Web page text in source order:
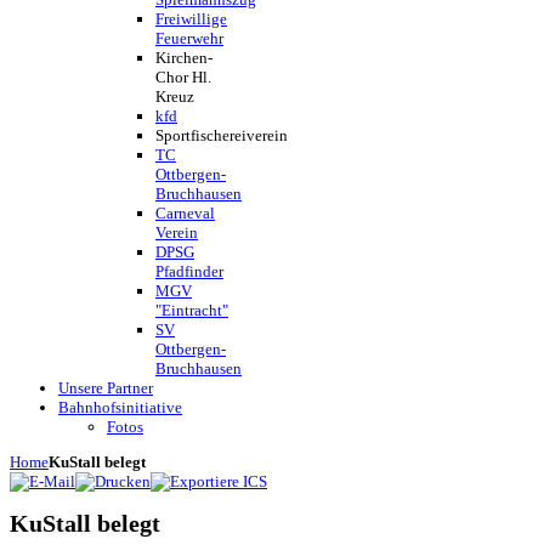
Freiwillige
Feuerwehr
Kirchen-
Chor Hl.
Kreuz
kfd
Sportfischereiverein
TC
Ottbergen-
Bruchhausen
Carneval
Verein
DPSG
Pfadfinder
MGV
"Eintracht"
SV
Ottbergen-
Bruchhausen
Unsere Partner
Bahnhofsinitiative
Fotos
HomeKuStall belegt
KuStall belegt